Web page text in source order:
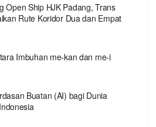
Open Ship HJK Padang, Trans
Rute Koridor Dua dan Empat
Imbuhan me-kan dan me-i
Buatan (AI) bagi Dunia